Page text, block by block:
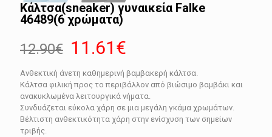
Κάλτσα(sneaker) γυναικεία Falke
46489(6 χρώματα)
12.90€ Original
price
was:
12.90€.
11.61 €
τρέχουσα
τιμή
είναι:
11.61€.
Ανθεκτική άνετη καθημερινή βαμβακερή κάλτσα.
Κάλτσα φιλική προς το περιβάλλον από βιώσιμο βαμβάκι και
ανακυκλωμένα λειτουργικά νήματα.
Συνδυάζεται εύκολα χάρη σε μια μεγάλη γκάμα χρωμάτων.
Βέλτιστη ανθεκτικότητα χάρη στην ενίσχυση των σημείων
τριβής.